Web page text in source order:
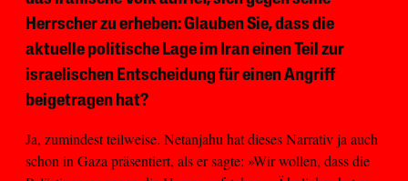
Herrscher zu erheben: Glauben Sie, dass die
aktuelle politische Lage im Iran einen Teil zur
israelischen Entscheidung für einen Angriff
beigetragen hat?
Ja, zumindest teilweise. Netanjahu hat dieses Narrativ ja auch
schon in Gaza präsentiert, als er sagte: »Wir wollen, dass die